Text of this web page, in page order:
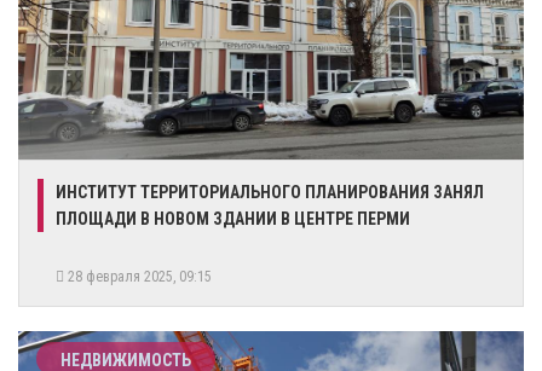
​ИНСТИТУТ ТЕРРИТОРИАЛЬНОГО ПЛАНИРОВАНИЯ ЗАНЯЛ
ПЛОЩАДИ В НОВОМ ЗДАНИИ В ЦЕНТРЕ ПЕРМИ
28 февраля 2025, 09:15
НЕДВИЖИМОСТЬ